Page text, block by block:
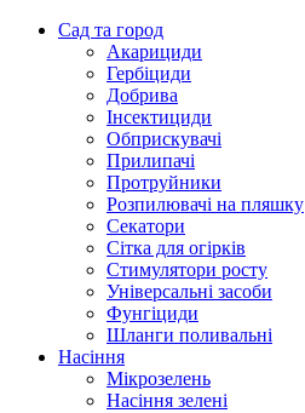
Сад та город
Акарициди
Гербіциди
Добрива
Інсектициди
Обприскувачі
Прилипачі
Протруйники
Розпилювачі на пляшку
Секатори
Сітка для огірків
Стимулятори росту
Універсальні засоби
Фунгіциди
Шланги поливальні
Насіння
Мікрозелень
Насіння зелені